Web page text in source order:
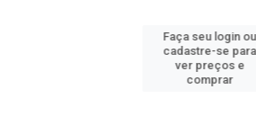
Faça seu login ou
cadastre-se para
ver preços e
comprar